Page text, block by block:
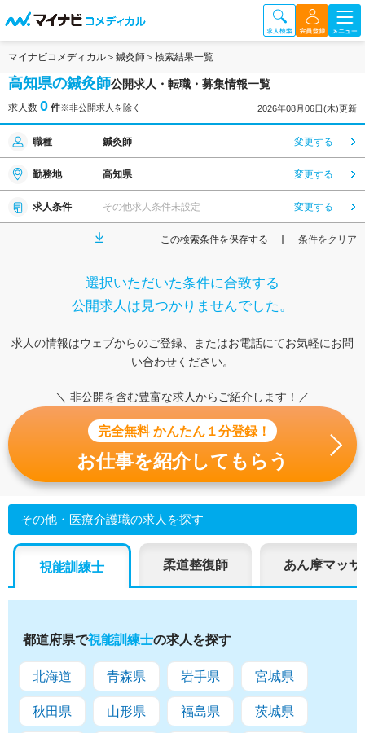
マイナビコメディカル 鍼灸師 検索結果一覧
高知県の鍼灸師公開求人・転職・募集情報一覧
求人数 0 件※非公開求人を除く 2026年08月06日(木)更新
職種 鍼灸師 変更する
勤務地 高知県 変更する
求人条件 その他求人条件未設定 変更する
この検索条件を保存する 条件をクリア
選択いただいた条件に合致する
公開求人は見つかりませんでした。
求人の情報はウェブからのご登録、またはお電話にてお気軽にお問
い合わせください。
＼ 非公開を含む豊富な求人からご紹介します！／
完全無料 かんたん１分登録！
お仕事を紹介してもらう
その他・医療介護職の求人を探す
視能訓練士 柔道整復師 あん摩マッ
都道府県で視能訓練士の求人を探す
北海道 青森県 岩手県 宮城県
秋田県 山形県 福島県 茨城県